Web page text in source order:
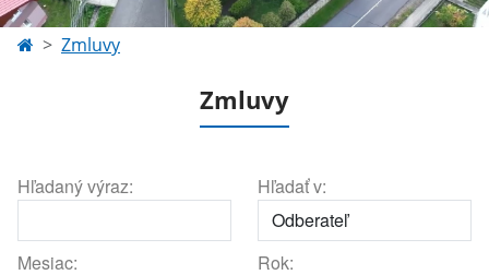
Zmluvy
Zmluvy
Hľadaný výraz: Hľadať v:
Mesiac: Rok: